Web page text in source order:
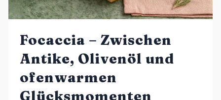
Focaccia – Zwischen
Antike, Olivenöl und
ofenwarmen
Glücksmomenten